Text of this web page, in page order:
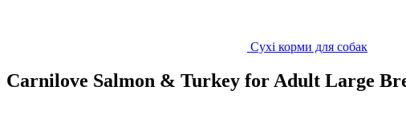
Сухі корми для собак
Carnilove Salmon & Turkey for Adult Large